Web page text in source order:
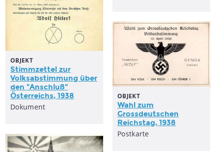
OBJEKT
Stimmzettel zur
Volksabstimmung über
den "Anschluß"
Österreichs, 1938
Dokument
OBJEKT
Wahl zum
Grossdeutschen
Reichstag, 1938
Postkarte